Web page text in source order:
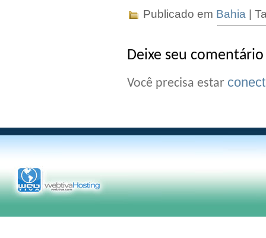
Publicado em Bahia |
Deixe seu comentário
Você precisa estar